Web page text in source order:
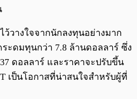
ว้วางใจจากนักลงทุนอย่างมาก
ะดมทุนกว่า 7.8 ล้านดอลลาร์ ซึ่ง
ดอลลาร์ และราคาจะปรับขึ้น
เป็นโอกาสที่น่าสนใจสำหรับผู้ที่